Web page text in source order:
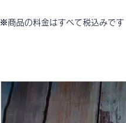
※商品の料金はすべて税込みです